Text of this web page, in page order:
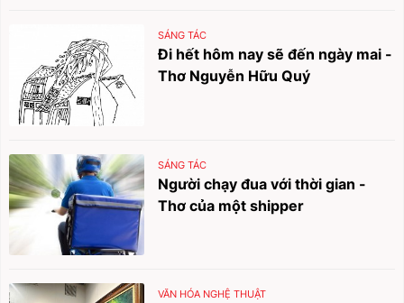
SÁNG TÁC
Đi hết hôm nay sẽ đến ngày mai -
Thơ Nguyễn Hữu Quý
SÁNG TÁC
Người chạy đua với thời gian -
Thơ của một shipper
VĂN HÓA NGHỆ THUẬT